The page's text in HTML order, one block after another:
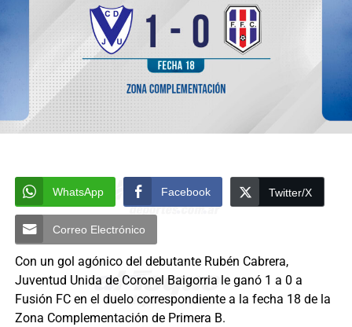
WhatsApp Facebook Twitter/X
Correo Electrónico
Con un gol agónico del debutante Rubén Cabrera,
Juventud Unida de Coronel Baigorria le ganó 1 a 0 a
Fusión FC en el duelo correspondiente a la fecha 18 de la
Zona Complementación de Primera B.